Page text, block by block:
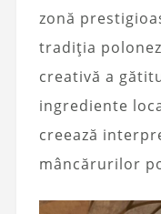
zonă
tradiția
creativă a
ingrediente
creează
mâncărurilor